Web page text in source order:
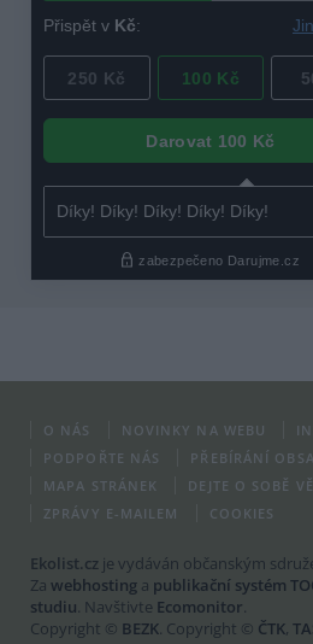
O NÁS NOVINKY NA WEBU
PODPOŘTE NÁS
PŘEBÍRÁNÍ
MAPA STRÁNEK
DEJTE O SOBĚ
ZPRÁVY E-MAILEM
COOKIES
Ekolist.cz je vydáván občanským
Za webhosting a publikační systém
studiu. Navštivte Ecomonitor.
Copyright © BEZK. Copyright © ČTK,